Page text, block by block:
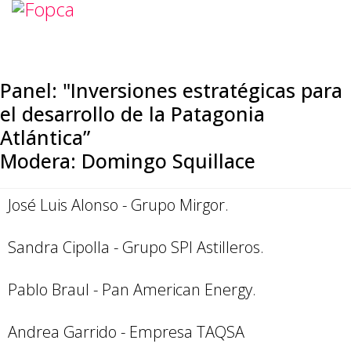
Panel: "Inversiones estratégicas para
el desarrollo de la Patagonia
Atlántica”
Modera: Domingo Squillace
José Luis Alonso - Grupo Mirgor.
Sandra Cipolla - Grupo SPI Astilleros.
Pablo Braul - Pan American Energy.
Andrea Garrido - Empresa TAQSA